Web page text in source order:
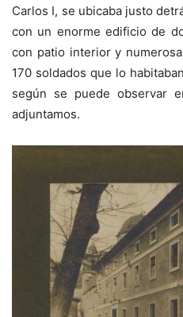
Carlos I, se ubicaba justo
con un enorme edificio de
con patio interior y
170 soldados que lo
según se puede observar
adjuntamos.